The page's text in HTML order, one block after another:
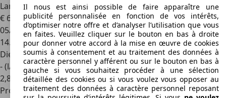
Land Rover Defender90 D200 S WARRANTY 2030
€ 63.990
05/2025
14.000 km
Diesel
- (l/100 km)
2,8
Professionnel
Il nous est ainsi possible de faire apparaître une
publicité personnalisée en fonction de vos intérêts,
d’optimiser notre offre et d’analyser l’utilisation que vous
en faites. Veuillez cliquer sur le bouton en bas à droite
pour donner votre accord à la mise en œuvre de cookies
soumis à consentement et au traitement des données à
caractère personnel y afférent ou sur le bouton en bas à
gauche si vous souhaitez procéder à une sélection
détaillée des cookies ou si vous voulez vous opposer au
traitement des données à caractère personnel reposant